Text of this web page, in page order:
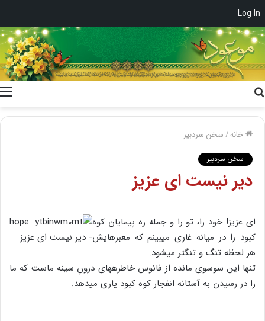
Log In
خانه/سخن سردبیر
سخن سردبیر
دیر نیست ای عزیز
ای عزیز! خود را، تو را و جمله ره پیمایان کوه
کبود را در میانه غاری می‏بینم که معبرهایش
هر لحظه تنگ و تنگ‏تر می‏شود.
تنها این سوسوی مانده از فانوس خاطره‏های درونِ سینه ماست که ما
را در رسیدن به آستانه انفجار کوه کبود یاری می‏دهد.